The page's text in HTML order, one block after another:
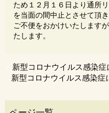
ため１２月１６日より通所
を当面の間中止とさせて頂き
ご不便をおかけいたします
たします。
新型コロナウイルス感染
新型コロナウイルス感染症